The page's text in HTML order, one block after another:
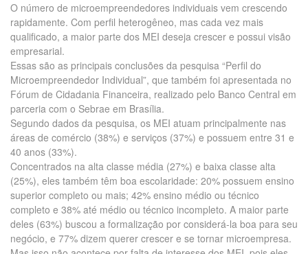
O número de microempreendedores individuais vem crescendo
rapidamente. Com perfil heterogêneo, mas cada vez mais
qualificado, a maior parte dos MEI deseja crescer e possui visão
empresarial.
Essas são as principais conclusões da pesquisa “Perfil do
Microempreendedor Individual”, que também foi apresentada no
Fórum de Cidadania Financeira, realizado pelo Banco Central em
parceria com o Sebrae em Brasília.
Segundo dados da pesquisa, os MEI atuam principalmente nas
áreas de comércio (38%) e serviços (37%) e possuem entre 31 e
40 anos (33%).
Concentrados na alta classe média (27%) e baixa classe alta
(25%), eles também têm boa escolaridade: 20% possuem ensino
superior completo ou mais; 42% ensino médio ou técnico
completo e 38% até médio ou técnico incompleto. A maior parte
deles (63%) buscou a formalização por considerá-la boa para seu
negócio, e 77% dizem querer crescer e se tornar microempresa.